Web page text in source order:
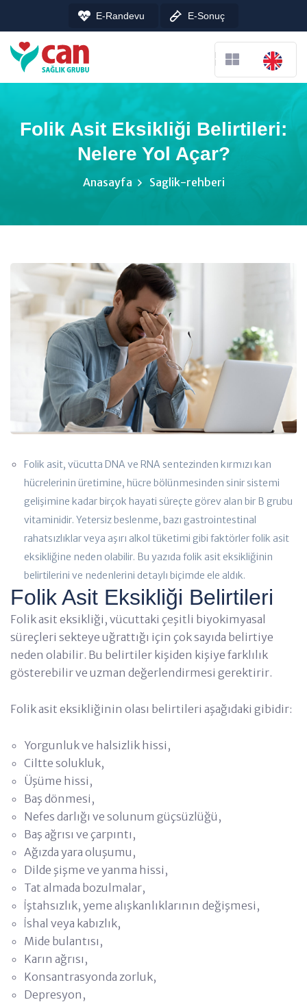
E-Randevu E-Sonuç
Folik Asit Eksikliği Belirtileri:
Nelere Yol Açar?
Anasayfa Saglik-rehberi
Folik asit, vücutta DNA ve RNA sentezinden kırmızı kan
hücrelerinin üretimine, hücre bölünmesinden sinir sistemi
gelişimine kadar birçok hayati süreçte görev alan bir B grubu
vitaminidir. Yetersiz beslenme, bazı gastrointestinal
rahatsızlıklar veya aşırı alkol tüketimi gibi faktörler folik asit
eksikliğine neden olabilir. Bu yazıda folik asit eksikliğinin
belirtilerini ve nedenlerini detaylı biçimde ele aldık.
Folik Asit Eksikliği Belirtileri
Folik asit eksikliği, vücuttaki çeşitli biyokimyasal
süreçleri sekteye uğrattığı için çok sayıda belirtiye
neden olabilir. Bu belirtiler kişiden kişiye farklılık
gösterebilir ve uzman değerlendirmesi gerektirir.
Folik asit eksikliğinin olası belirtileri aşağıdaki gibidir:
Yorgunluk ve halsizlik hissi,
Ciltte solukluk,
Üşüme hissi,
Baş dönmesi,
Nefes darlığı ve solunum güçsüzlüğü,
Baş ağrısı ve çarpıntı,
Ağızda yara oluşumu,
Dilde şişme ve yanma hissi,
Tat almada bozulmalar,
İştahsızlık, yeme alışkanlıklarının değişmesi,
İshal veya kabızlık,
Mide bulantısı,
Karın ağrısı,
Konsantrasyonda zorluk,
Depresyon,